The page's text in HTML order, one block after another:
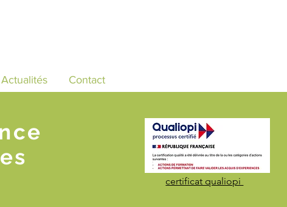
Actualités Contact
certificat qualiopi